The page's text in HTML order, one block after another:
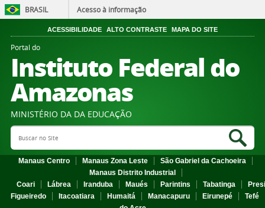
BRASIL Acesso à informação
ACESSIBILIDADE ALTO CONTRASTE MAPA DO SITE
Portal do
Instituto Federal do
Amazonas
MINISTÉRIO DA DA EDUCAÇÃO
Search Site
Manaus Centro Manaus Zona Leste
São Gabriel da Cachoeira
Manaus Distrito Industrial
Coari
Lábrea Iranduba Maués Parintins Tabatinga
Figueiredo
Itacoatiara Humaitá Manacapuru Eirunepé
Tefé